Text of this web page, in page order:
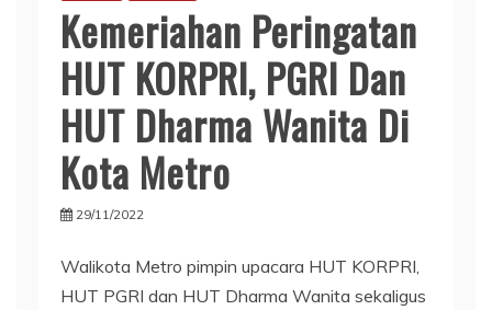
Kemeriahan Peringatan
HUT KORPRI, PGRI Dan
HUT Dharma Wanita Di
Kota Metro
29/11/2022
Walikota Metro pimpin upacara HUT KORPRI,
HUT PGRI dan HUT Dharma Wanita sekaligus